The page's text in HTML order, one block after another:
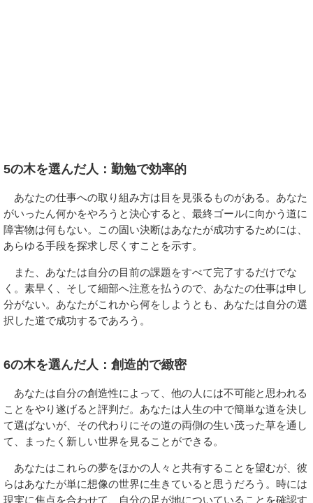
5の木を選んだ人：勤勉で効率的
あなたの仕事への取り組み方は目を見張るものがある。あなた
がいったん何かをやろうと決心すると、最終ゴールに向かう道に
障害物は何もない。この固い決断はあなたが成功するためには、
あらゆる手段を探求し尽くすことを示す。
また、あなたは自分の目前の課題をすべて完了するだけでな
く。素早く、そして細部へ注意を払うので、あなたの仕事は申し
分がない。あなたがこれから何をしようとも、あなたは自分の選
択した道で成功するであろう。
6の木を選んだ人：創造的で緻密
あなたは自分の創造性によって、他の人には不可能と思われる
ことをやり遂げると評判だ。あなたは人生の中で簡単な道を決し
て選ばないが、その代わりにその道の両側の生い茂った草を通し
て、まったく新しい世界を見ることができる。
あなたはこれらの夢をほかの人々と共有することを望むが、彼
らはあなたが単に想像の世界に生きていると思うだろう。時には
現実に焦点を合わせて、自分の足が地についていることを確認す